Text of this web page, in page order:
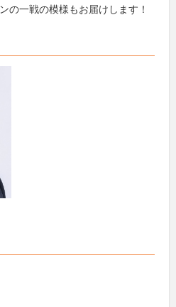
の一戦の模様もお届けします！